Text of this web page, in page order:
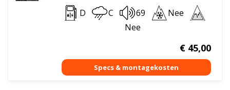
D C 69
Nee
Nee
€45,00